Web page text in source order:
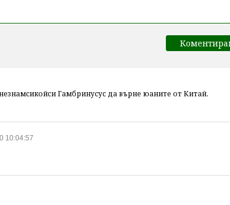
Гамбринусус да върне юаните от Китай.
10:04:57